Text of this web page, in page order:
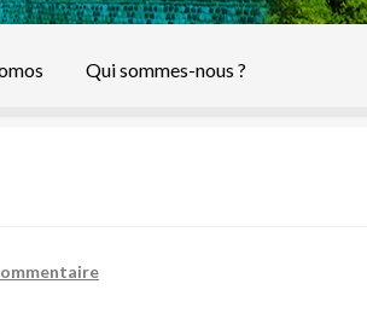
Qui sommes-nous ?